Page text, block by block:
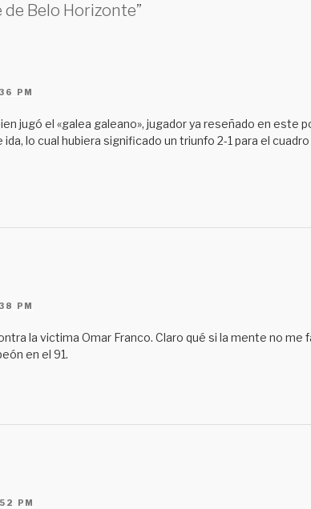
de Belo Horizonte”
PM
jugó el «galea galeano», jugador ya reseñado en este
lo cual hubiera significado un triunfo 2-1 para el
PM
la victima Omar Franco. Claro qué si la mente no
en el 91.
PM